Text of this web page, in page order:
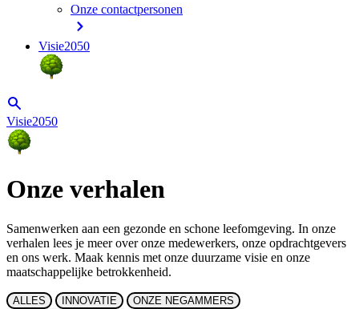
Onze contactpersonen
Visie2050
Visie2050
Onze verhalen
Samenwerken aan een gezonde en schone leefomgeving. In onze
verhalen lees je meer over onze medewerkers, onze opdrachtgevers
en ons werk. Maak kennis met onze duurzame visie en onze
maatschappelijke betrokkenheid.
ALLES INNOVATIE
ONZE NEGAMMERS